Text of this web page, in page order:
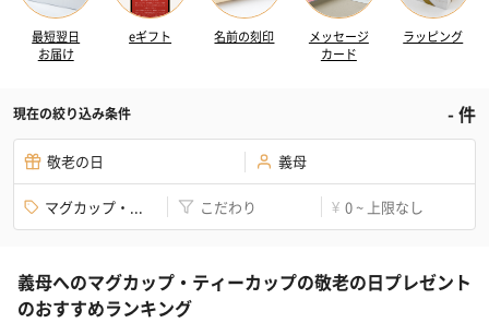
最短翌日
お届け
eギフト 名前の刻印
メッセージ
カード
ラッピング
現在の絞り込み条件 -件
敬老の日 義母
マグカップ・... こだわり ¥ 0 ~ 上限なし
義母へのマグカップ・ティーカップの敬老の日プレゼント
のおすすめランキング